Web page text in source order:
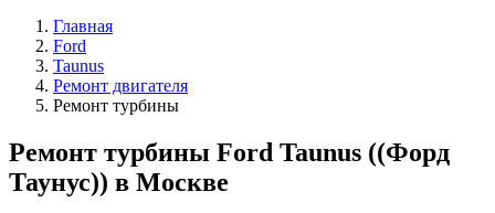
Главная
Ford
Taunus
Ремонт двигателя
Ремонт турбины
Ремонт турбины Ford Taunus ((Форд
Таунус)) в Москве